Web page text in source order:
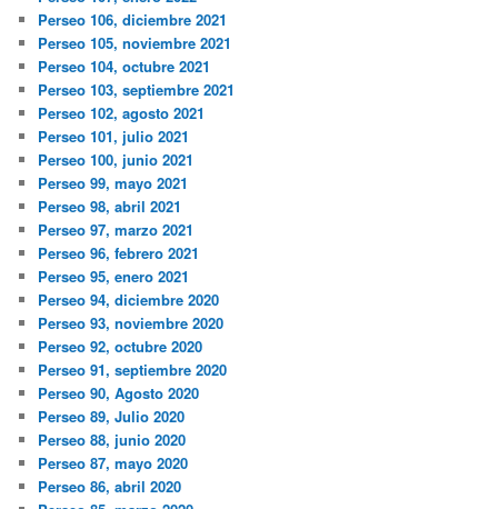
Perseo 106, diciembre 2021
Perseo 105, noviembre 2021
Perseo 104, octubre 2021
Perseo 103, septiembre 2021
Perseo 102, agosto 2021
Perseo 101, julio 2021
Perseo 100, junio 2021
Perseo 99, mayo 2021
Perseo 98, abril 2021
Perseo 97, marzo 2021
Perseo 96, febrero 2021
Perseo 95, enero 2021
Perseo 94, diciembre 2020
Perseo 93, noviembre 2020
Perseo 92, octubre 2020
Perseo 91, septiembre 2020
Perseo 90, Agosto 2020
Perseo 89, Julio 2020
Perseo 88, junio 2020
Perseo 87, mayo 2020
Perseo 86, abril 2020